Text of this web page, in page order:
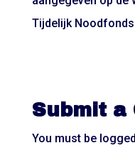
Tijdelijk
Submit a
You must be